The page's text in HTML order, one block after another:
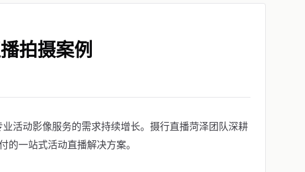
拍摄案例
活动影像服务的需求持续增长。摄行直播菏泽团队深耕
一站式活动直播解决方案。